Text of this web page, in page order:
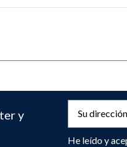
y
He leído y